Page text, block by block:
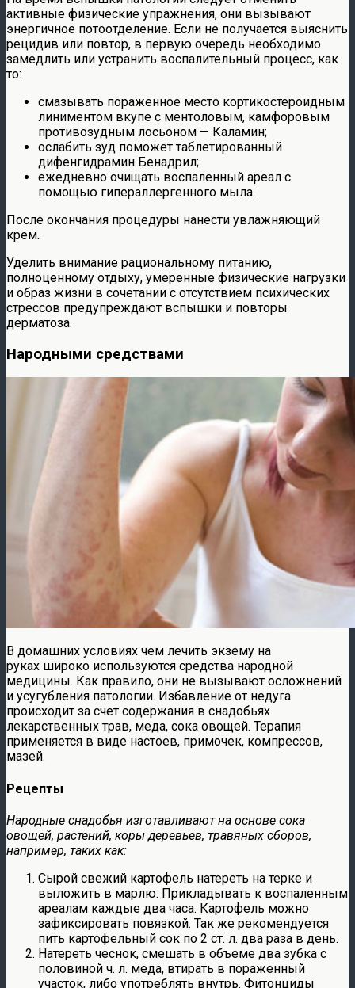
активные физические упражнения, они вызывают
энергичное потоотделение. Если не получается выяснить
рецидив или повтор, в первую очередь необходимо
замедлить или устранить воспалительный процесс, как
то:
смазывать пораженное место кортикостероидным
линиментом вкупе с ментоловым, камфоровым
противозудным лосьоном — Каламин;
ослабить зуд поможет таблетированный
дифенгидрамин Бенадрил;
ежедневно очищать воспаленный ареал с
помощью гипераллергенного мыла.
После окончания процедуры нанести увлажняющий
крем.
Уделить внимание рациональному питанию,
полноценному отдыху, умеренные физические нагрузки
и образ жизни в сочетании с отсутствием психических
стрессов предупреждают вспышки и повторы
дерматоза.
Народными средствами
В домашних условиях чем лечить экзему на
руках широко используются средства народной
медицины. Как правило, они не вызывают осложнений
и усугубления патологии. Избавление от недуга
происходит за счет содержания в снадобьях
лекарственных трав, меда, сока овощей. Терапия
применяется в виде настоев, примочек, компрессов,
мазей.
Рецепты
Народные снадобья изготавливают на основе сока
овощей, растений, коры деревьев, травяных сборов,
например, таких как:
Сырой свежий картофель натереть на терке и
выложить в марлю. Прикладывать к воспаленным
ареалам каждые два часа. Картофель можно
зафиксировать повязкой. Так же рекомендуется
пить картофельный сок по 2 ст. л. два раза в день.
Натереть чеснок, смешать в объеме два зубка с
половиной ч. л. меда, втирать в пораженный
участок, либо употреблять внутрь. Фитонциды